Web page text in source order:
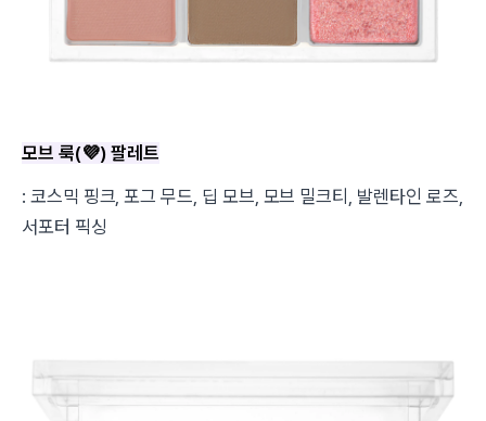
모브 룩(💜) 팔레트
: 코스믹 핑크, 포그 무드, 딥 모브, 모브 밀크티, 발렌타인 로즈,
서포터 픽싱